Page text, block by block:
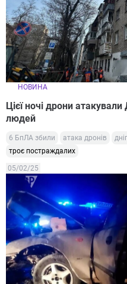
НОВИНА
Цієї ночі дрони
людей
6 БпЛА збили атака дронів
троє постраждалих
05/02/25